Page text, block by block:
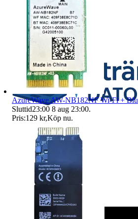
AzureWave AW-NB182NF Wi-Fi +
Sluttid23:00 8 aug 23:00.
Pris:129 kr,Köp nu.